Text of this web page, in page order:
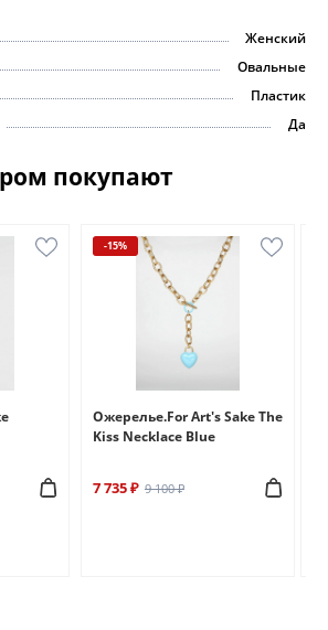
Женский
Овальные
Пластик
Да
покупают
-15%
Ожерелье.For Art's Sake The
Kiss Necklace Blue
7 735 ₽ 9 100 ₽